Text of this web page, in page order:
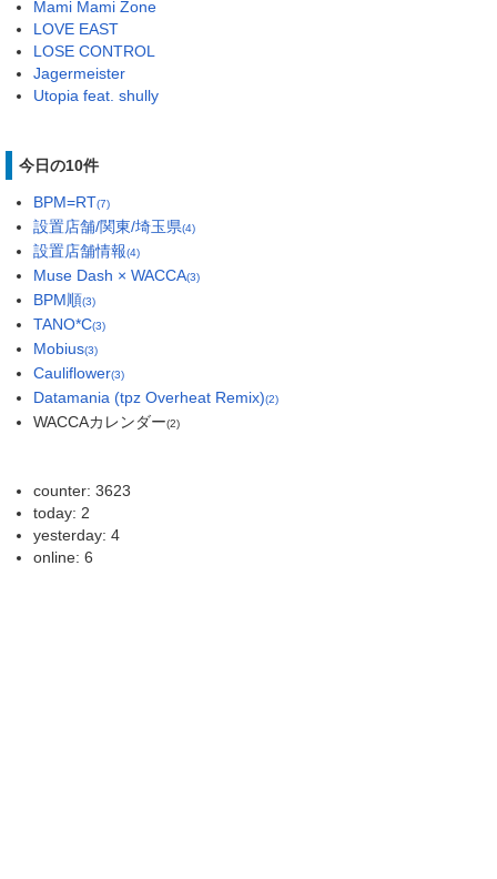
Mami Mami Zone
LOVE EAST
LOSE CONTROL
Jagermeister
Utopia feat. shully
今日の10件
BPM=RT(7)
設置店舗/関東/埼玉県(4)
設置店舗情報(4)
Muse Dash × WACCA(3)
BPM順(3)
TANO*C(3)
Mobius(3)
Cauliflower(3)
Datamania (tpz Overheat Remix)(2)
WACCAカレンダー(2)
counter: 3623
today: 2
yesterday: 4
online: 6